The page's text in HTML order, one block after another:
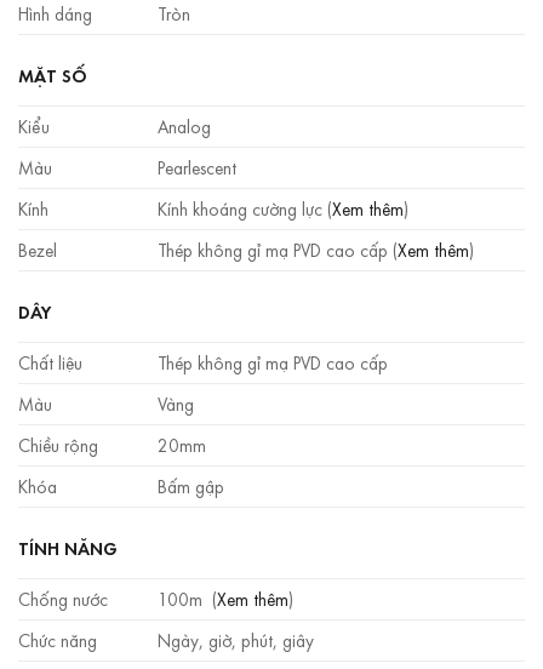
Hình dáng
Tròn
MẶT SỐ
Kiểu
Analog
Màu
Pearlescent
Kính
Kính khoáng cường lực (Xem thêm)
Bezel
Thép không gỉ mạ PVD cao cấp (Xem thêm)
DÂY
Chất liệu
Thép không gỉ mạ PVD cao cấp
Màu
Vàng
Chiều rộng
20mm
Khóa
Bấm gập
TÍNH NĂNG
Chống nước
100m (Xem thêm)
Chức năng
Ngày, giờ, phút, giây